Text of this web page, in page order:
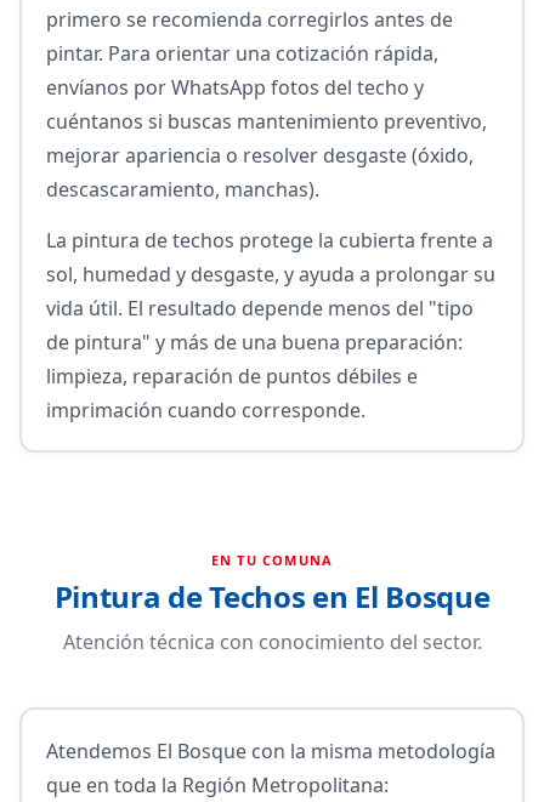
primero se recomienda corregirlos antes de
pintar. Para orientar una cotización rápida,
envíanos por WhatsApp fotos del techo y
cuéntanos si buscas mantenimiento preventivo,
mejorar apariencia o resolver desgaste (óxido,
descascaramiento, manchas).
La pintura de techos protege la cubierta frente a
sol, humedad y desgaste, y ayuda a prolongar su
vida útil. El resultado depende menos del "tipo
de pintura" y más de una buena preparación:
limpieza, reparación de puntos débiles e
imprimación cuando corresponde.
EN TU COMUNA
Pintura de Techos en El Bosque
Atención técnica con conocimiento del sector.
Atendemos El Bosque con la misma metodología
que en toda la Región Metropolitana: